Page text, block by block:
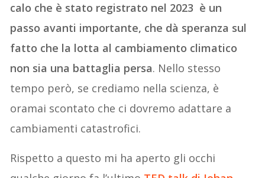
calo che è stato registrato nel 2023 è un
passo avanti importante, che dà speranza sul
fatto che la lotta al cambiamento climatico
non sia una battaglia persa. Nello stesso
tempo però, se crediamo nella scienza, è
oramai scontato che ci dovremo adattare a
cambiamenti catastrofici.
Rispetto a questo mi ha aperto gli occhi